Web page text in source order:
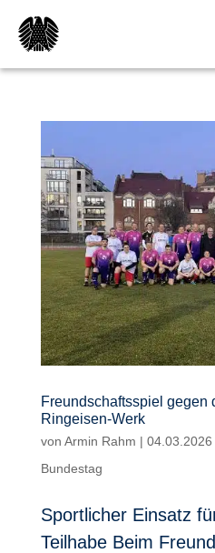
Freundschaftsspiel gegen
Ringeisen-Werk
von Armin Rahm | 04.03.2026
Bundestag
Sportlicher Einsatz
Teilhabe Beim